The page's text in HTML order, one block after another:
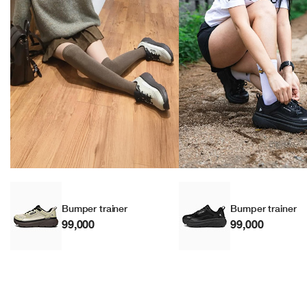
Bumper trainer
99,000
Bumper trainer
99,000